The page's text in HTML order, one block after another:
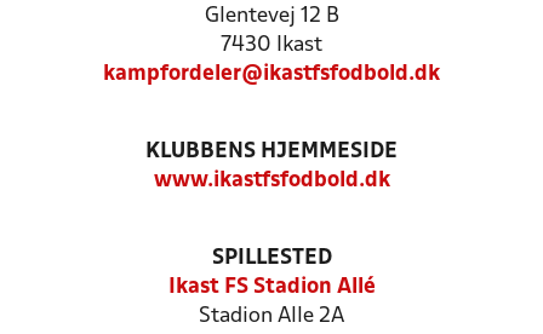
Glentevej 12 B
7430 Ikast
kampfordeler@ikastfsfodbold.dk
KLUBBENS HJEMMESIDE
www.ikastfsfodbold.dk
SPILLESTED
Ikast FS Stadion Allé
Stadion Alle 2A